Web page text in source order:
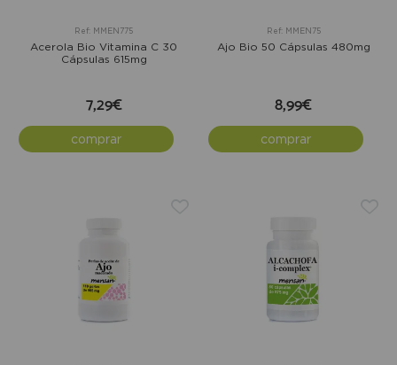
Ref: MMEN775
Acerola Bio Vitamina C 30
Cápsulas 615mg
7,29€
comprar
Ref: MMEN75
Ajo Bio 50 Cápsulas 480mg
8,99€
comprar